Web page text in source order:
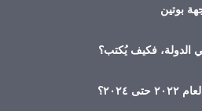
بوتين
الدولة، فكيف يُكتب؟
٢٠٢٤؟